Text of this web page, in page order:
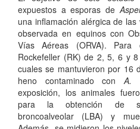
expuestos a esporas de
una inflamación alérgica de
observada en equinos con
Vías Aéreas (ORVA).
Rockefeller (RK) de 2, 5, 6 y
cuales se mantuvieron por 16
heno contaminado conA.
exposición, los animales
para la obtención de
broncoalveolar (LBA) y